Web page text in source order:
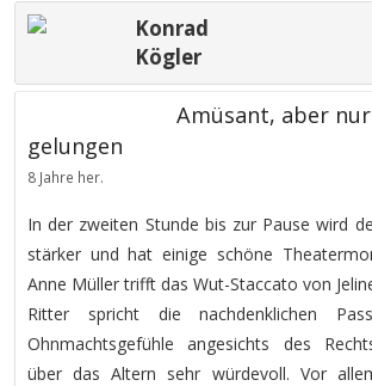
Konrad
Kögler
Amüsant, aber
gelungen
8 Jahre her.
In der zweiten Stunde bis zur Pause wird
stärker und hat einige schöne
Anne Müller trifft das Wut-Staccato von
Ritter spricht die nachdenklichen
Ohnmachtsgefühle angesichts des
über das Altern sehr würdevoll. Vor